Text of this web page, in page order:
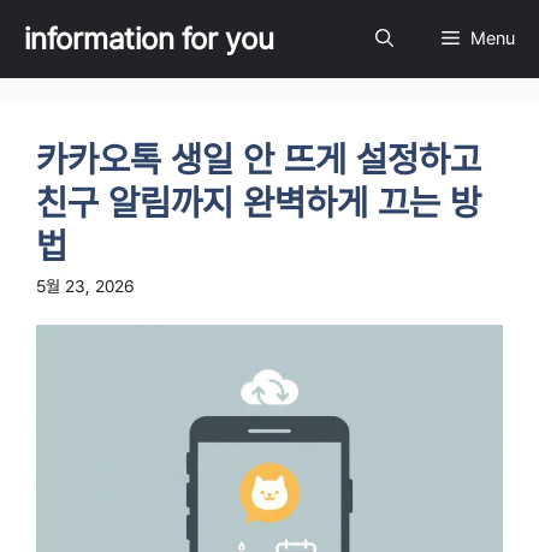
content
information for you Menu
카카오톡 생일 안 뜨게 설정하고
친구 알림까지 완벽하게 끄는 방
법
5월 23, 2026